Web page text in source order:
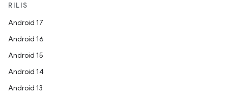
RILIS
Android 17
Android 16
Android 15
Android 14
Android 13